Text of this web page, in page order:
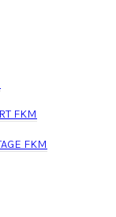
FKM
FKM